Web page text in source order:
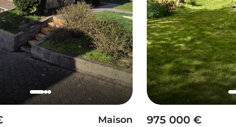
Maison 975 000 €